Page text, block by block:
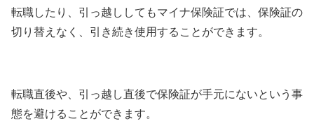
転職したり、引っ越ししてもマイナ保険証では、保険証の
切り替えなく、引き続き使用することができます。
転職直後や、引っ越し直後で保険証が手元にないという事
態を避けることができます。